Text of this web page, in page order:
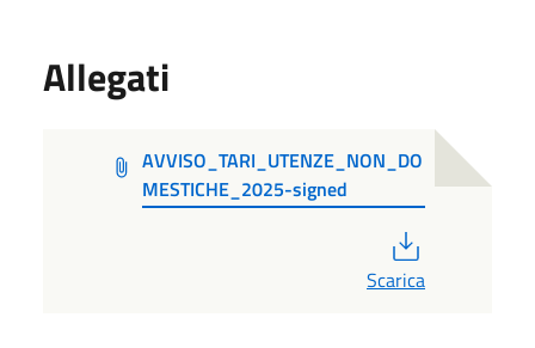
Allegati
AVVISO_TARI_UTENZE_NON_DO
MESTICHE_2025-signed
Scarica